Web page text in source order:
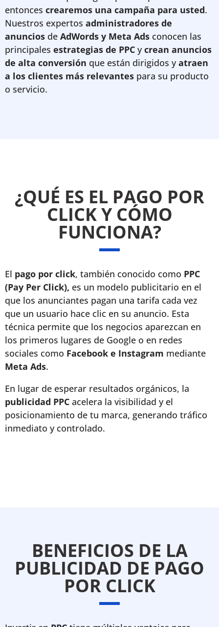
entonces crearemos una campaña para usted.
Nuestros expertos administradores de
anuncios de AdWords y Meta Ads conocen las
principales estrategias de PPC ycrean anuncios
de alta conversión que están dirigidos yatraen
a los clientes más relevantes para su producto
o servicio.
¿QUÉ ES EL PAGO POR
CLICK Y CÓMO
FUNCIONA?
El pago por click, también conocido como PPC
(Pay Per Click), es un modelo publicitario en el
que los anunciantes pagan una tarifa cada vez
que un usuario hace clic en su anuncio. Esta
técnica permite que los negocios aparezcan en
los primeros lugares de Google o en redes
sociales como Facebook e Instagram mediante
Meta Ads.
En lugar de esperar resultados orgánicos, la
publicidad PPC acelera la visibilidad y el
posicionamiento de tu marca, generando tráfico
inmediato y controlado.
BENEFICIOS DE LA
PUBLICIDAD DE PAGO
POR CLICK